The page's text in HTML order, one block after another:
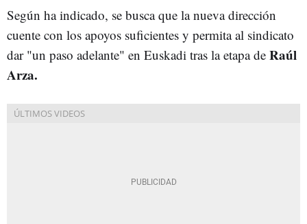
Según ha indicado, se busca que la nueva dirección
cuente con los apoyos suficientes y permita al sindicato
dar "un paso adelante" en Euskadi tras la etapa de Raúl
Arza.